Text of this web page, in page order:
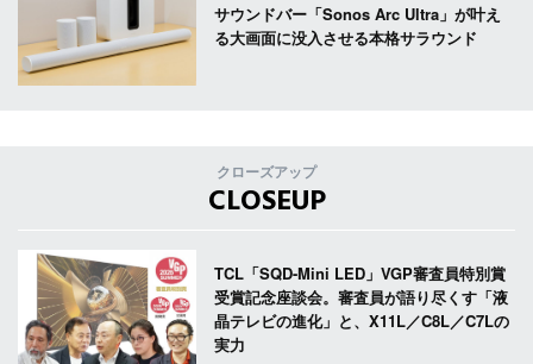
サウンドバー「Sonos Arc Ultra」が叶え
る大画面に没入させる本格サラウンド
クローズアップ
CLOSEUP
TCL「SQD-Mini LED」VGP審査員特別賞
受賞記念座談会。審査員が語り尽くす「液
晶テレビの進化」と、X11L／C8L／C7Lの
実力